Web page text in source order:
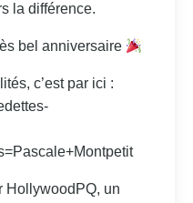
la différence.
bel anniversaire
c’est par ici :
HollywoodPQ, un